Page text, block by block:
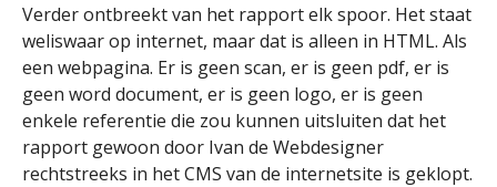
Verder ontbreekt van het rapport elk spoor. Het staat
weliswaar op internet, maar dat is alleen in HTML. Als
een webpagina. Er is geen scan, er is geen pdf, er is
geen word document, er is geen logo, er is geen
enkele referentie die zou kunnen uitsluiten dat het
rapport gewoon door Ivan de Webdesigner
rechtstreeks in het CMS van de internetsite is geklopt.